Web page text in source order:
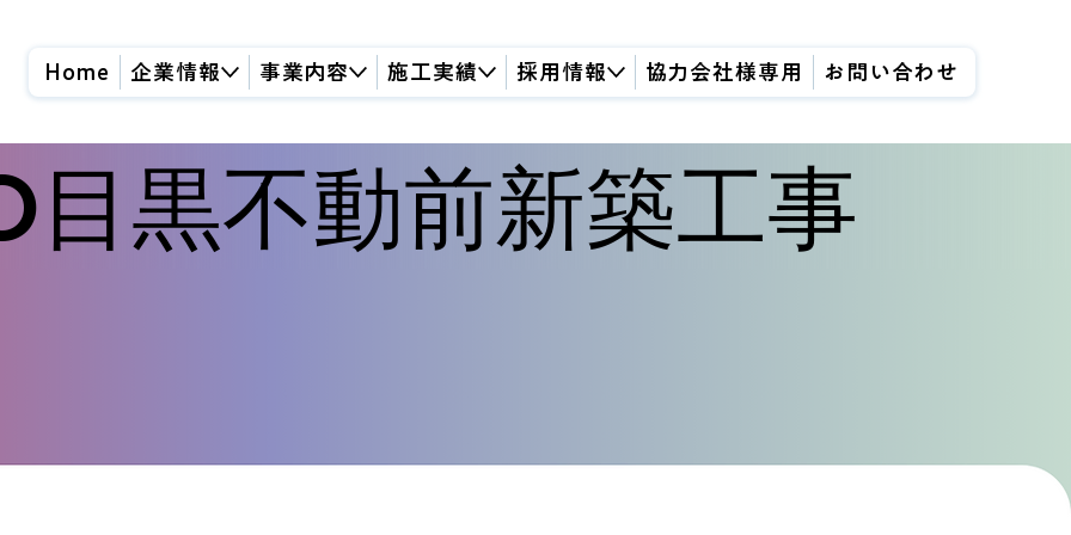
Home 企業情報 事業内容 施工実績 採用情報 協力会社様専用 お問い合わせ
目黒不動前新築工事